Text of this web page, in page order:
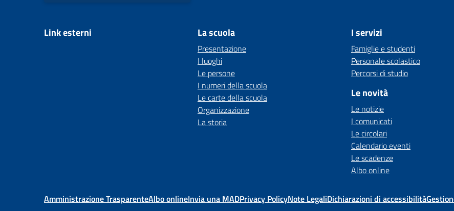
Link esterni La scuola
Presentazione
I luoghi
Le persone
I numeri della scuola
Le carte della scuola
Organizzazione
La storia
I servizi
Famiglie e studenti
Personale scolastico
Percorsi di studio
Le novità
Le notizie
I comunicati
Le circolari
Calendario eventi
Le scadenze
Albo online
Amministrazione TrasparenteAlbo onlineInvia una MADPrivacy PolicyNote LegaliDichiarazioni di accessibilità